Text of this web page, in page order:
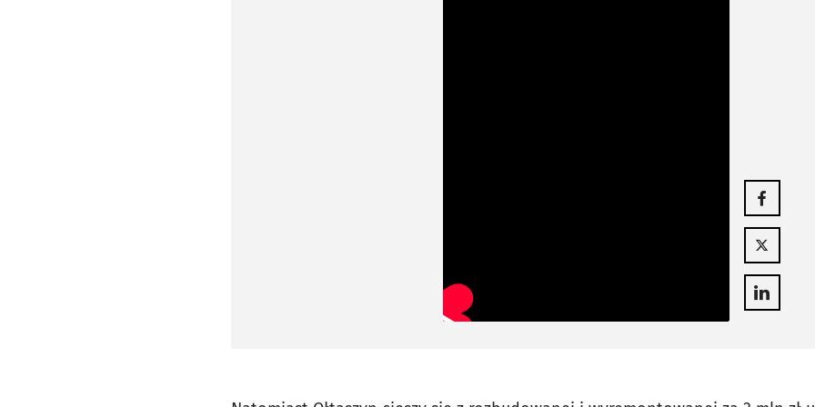
Otwiera się
Otwiera się
Otwiera się